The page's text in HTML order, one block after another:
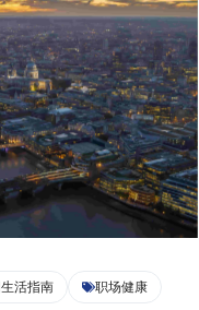
活指南 职场健康